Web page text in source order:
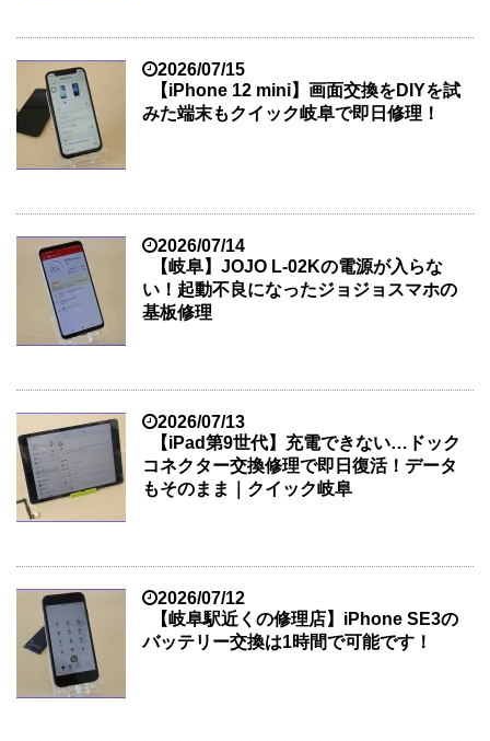
2026/07/15
【iPhone 12 mini】画面交換をDIYを試
みた端末もクイック岐阜で即日修理！
2026/07/14
【岐阜】JOJO L-02Kの電源が入らな
い！起動不良になったジョジョスマホの
基板修理
2026/07/13
【iPad第9世代】充電できない…ドック
コネクター交換修理で即日復活！データ
もそのまま｜クイック岐阜
2026/07/12
【岐阜駅近くの修理店】iPhone SE3の
バッテリー交換は1時間で可能です！